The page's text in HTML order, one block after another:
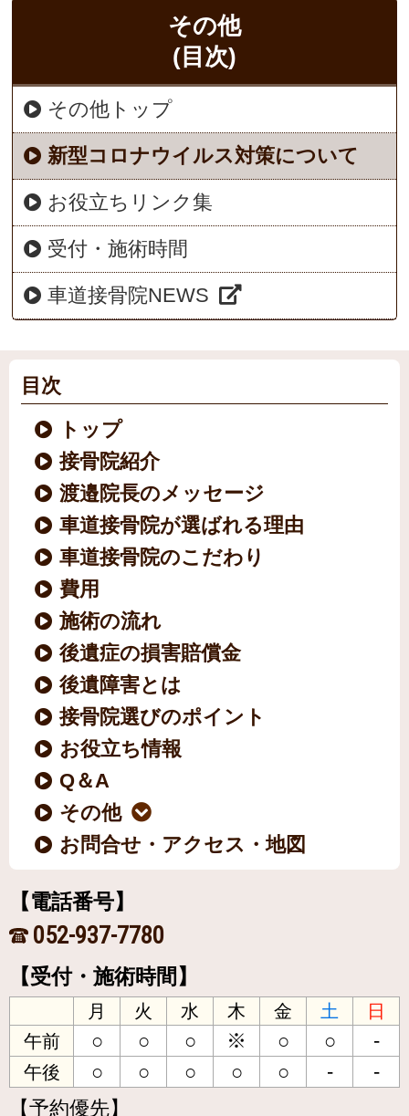
その他
(目次)
その他トップ
新型コロナウイルス対策について
お役立ちリンク集
受付・施術時間
車道接骨院NEWS
目次
トップ
接骨院紹介
渡邉院長のメッセージ
車道接骨院が選ばれる理由
車道接骨院のこだわり
費用
施術の流れ
後遺症の損害賠償金
後遺障害とは
接骨院選びのポイント
お役立ち情報
Q＆A
その他
お問合せ・アクセス・地図
【電話番号】
052-937-7780
【受付・施術時間】
月 火 水 木 金 土
日
午前
○ ○ ○ ※ ○ ○ -
午後 ○ ○ ○ ○ ○ -
-
【予約優先】